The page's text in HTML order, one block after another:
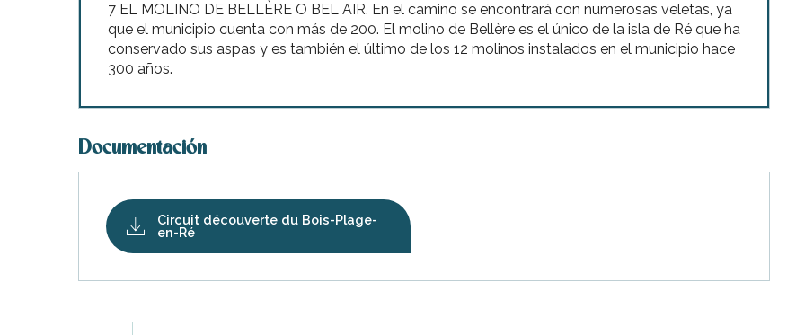
7 EL MOLINO DE BELLÈRE O BEL AIR. En el camino se encontrará con numerosas veletas, ya
que el municipio cuenta con más de 200. El molino de Bellère es el único de la isla de Ré que ha
conservado sus aspas y es también el último de los 12 molinos instalados en el municipio hace
300 años.
Documentación
Circuit découverte du Bois-Plage-
en-Ré